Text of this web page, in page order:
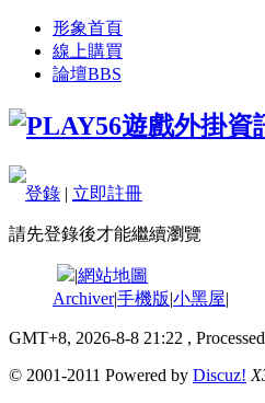
形象首頁
線上購買
論壇BBS
登錄 | 立即註冊
請先登錄後才能繼續瀏覽
|網站地圖
Archiver|手機版|小黑屋|
GMT+8, 2026-8-8 21:22 ,
© 2001-2011 Powered by Discuz!